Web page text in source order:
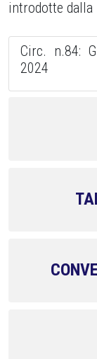
introdotte dalla
Circ. n.84:
2024